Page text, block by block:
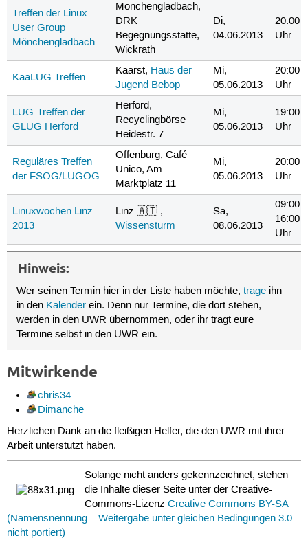
Treffen der Linux
User Group
Mönchengladbach
Mönchengladbach,
DRK
Begegnungsstätte,
Wickrath
Di,
04.06.2013
20:00
Uhr
KaaLUG Treffen
Kaarst, Haus der
Jugend Bebop
Mi,
05.06.2013
20:00
Uhr
LUG-Treffen der
GLUG Herford
Herford,
Recyclingbörse
Heidestr. 7
Mi,
05.06.2013
19:00
Uhr
Reguläres Treffen
der FSOG/LUGOG
Offenburg, Café
Unico, Am
Marktplatz 11
Mi,
05.06.2013
20:00
Uhr
Linuxwochen Linz
2013
Linz 🇦🇹 ,
Wissensturm
Sa,
08.06.2013
09:00 –
16:00
Uhr
Hinweis:
Wer seinen Termin hier in der Liste haben möchte,trage ihn
in den Kalender ein. Denn nur Termine, die dort stehen,
werden in den UWR übernommen, oder ihr tragt eure
Termine selbst in den UWR ein.
Mitwirkende
chris34
Dimanche
Herzlichen Dank an die fleißigen Helfer, die den UWR mit ihrer
Arbeit unterstützt haben.
Solange nicht anders gekennzeichnet, stehen
die Inhalte dieser Seite unter der Creative-
Commons-LizenzCreative Commons BY-SA
(Namensnennung – Weitergabe unter gleichen Bedingungen 3.0 –
nicht portiert)